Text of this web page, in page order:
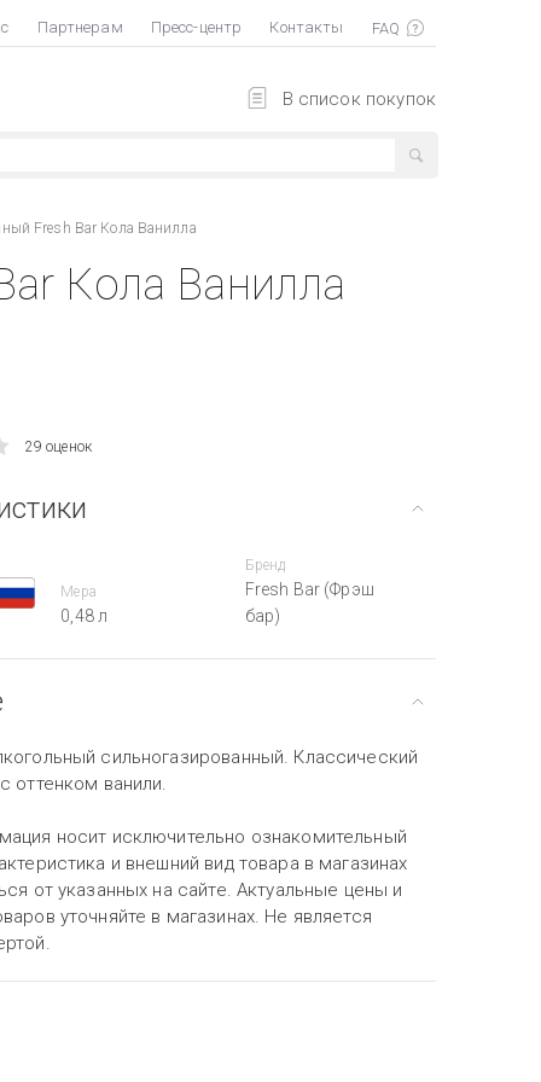
Партнерам Пресс-центр Контакты
В список покупок
Fresh Bar Кола Ванилла
Кола Ванилла
29 оценок
Мера
0,48 л
Бренд
Fresh Bar (Фрэш
бар)
сильногазированный. Классический
оттенком ванили.
носит исключительно ознакомительный
и внешний вид товара в магазинах
от указанных на сайте. Актуальные цены и
уточняйте в магазинах. Не является